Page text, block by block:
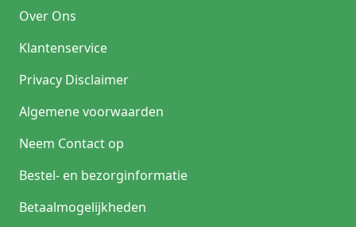
Over Ons
Klantenservice
Privacy Disclaimer
Algemene voorwaarden
Neem Contact op
Bestel- en bezorginformatie
Betaalmogelijkheden